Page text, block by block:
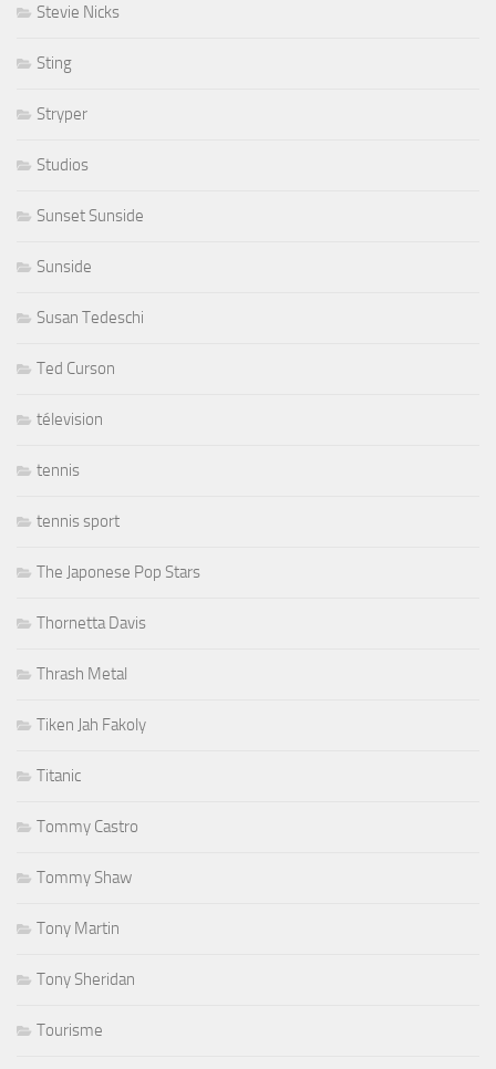
Stevie Nicks
Sting
Stryper
Studios
Sunset Sunside
Sunside
Susan Tedeschi
Ted Curson
télevision
tennis
tennis sport
The Japonese Pop Stars
Thornetta Davis
Thrash Metal
Tiken Jah Fakoly
Titanic
Tommy Castro
Tommy Shaw
Tony Martin
Tony Sheridan
Tourisme